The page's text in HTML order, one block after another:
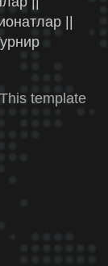
||
template